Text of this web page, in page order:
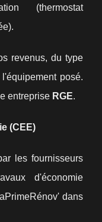
(thermostat
revenus, du type
posé.
entreprise RGE.
(CEE)
les fournisseurs
d'économie
dans